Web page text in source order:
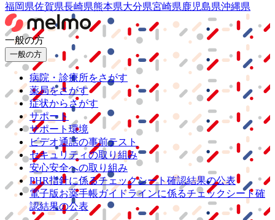
福岡県佐賀県長崎県熊本県大分県宮崎県鹿児島県沖縄県
一般の方
一般の方
病院・診療所をさがす
薬局をさがす
症状からさがす
サポート
サポート環境
ビデオ通話の事前テスト
セキュリティの取り組み
安心安全への取り組み
PHR指針に係るチェックシート確認結果の公表
電子版お薬手帳ガイドラインに係るチェックシート確
認結果の公表